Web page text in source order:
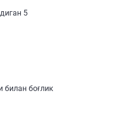
5
билан боғлик